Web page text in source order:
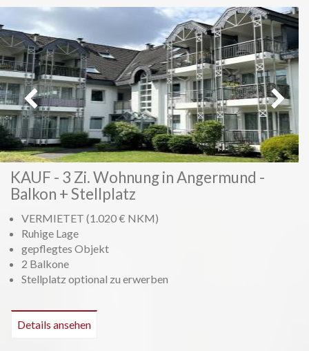
Vorheriges
KAUF - 3 Zi. Wohnung in Angermund -
Balkon + Stellplatz
VERMIETET (1.020 € NKM)
Ruhige Lage
gepflegtes Objekt
2 Balkone
Stellplatz optional zu erwerben
Details ansehen